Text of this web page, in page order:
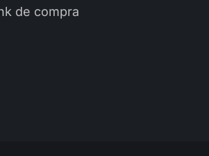
de compra